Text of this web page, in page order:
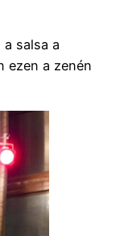
salsa a
ezen a zenén